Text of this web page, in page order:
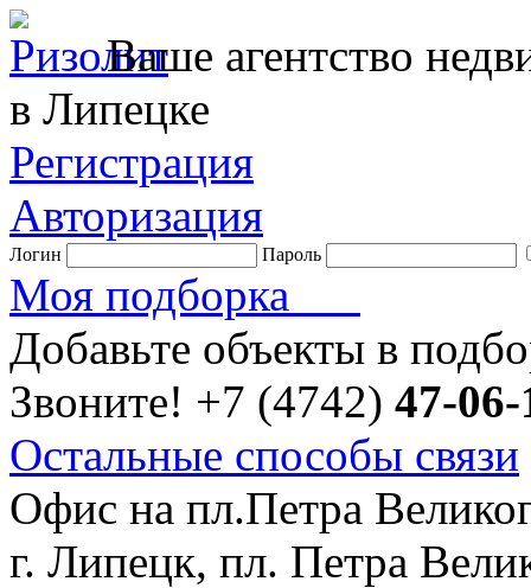
Ваше агентство
в Липецке
Регистрация
Авторизация
Логин Пароль
Моя подборка
Добавьте объекты в
Звоните! +7 (4742) 47-06-
Остальные способы связи
Офис на пл.Петра
г. Липецк, пл. Петра